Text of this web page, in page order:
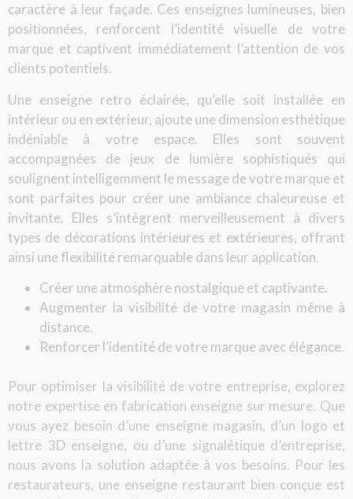
caractère à leur façade. Ces enseignes lumineuses, bien
positionnées, renforcent l’identité visuelle de votre
marque et captivent immédiatement l’attention de vos
clients potentiels.
Une enseigne retro éclairée, qu’elle soit installée en
intérieur ou en extérieur, ajoute une dimension esthétique
indéniable à votre espace. Elles sont souvent
accompagnées de jeux de lumière sophistiqués qui
soulignent intelligemment le message de votre marque et
sont parfaites pour créer une ambiance chaleureuse et
invitante. Elles s’intègrent merveilleusement à divers
types de décorations intérieures et extérieures, offrant
ainsi une flexibilité remarquable dans leur application.
Créer une atmosphère nostalgique et captivante.
Augmenter la visibilité de votre magasin même à
distance.
Renforcer l’identité de votre marque avec élégance.
Pour optimiser la visibilité de votre entreprise, explorez
notre expertise en fabrication enseigne sur mesure. Que
vous ayez besoin d’une enseigne magasin, d’un logo et
lettre 3D enseigne, ou d’une signalétique d’entreprise,
nous avons la solution adaptée à vos besoins. Pour les
restaurateurs, une enseigne restaurant bien conçue est